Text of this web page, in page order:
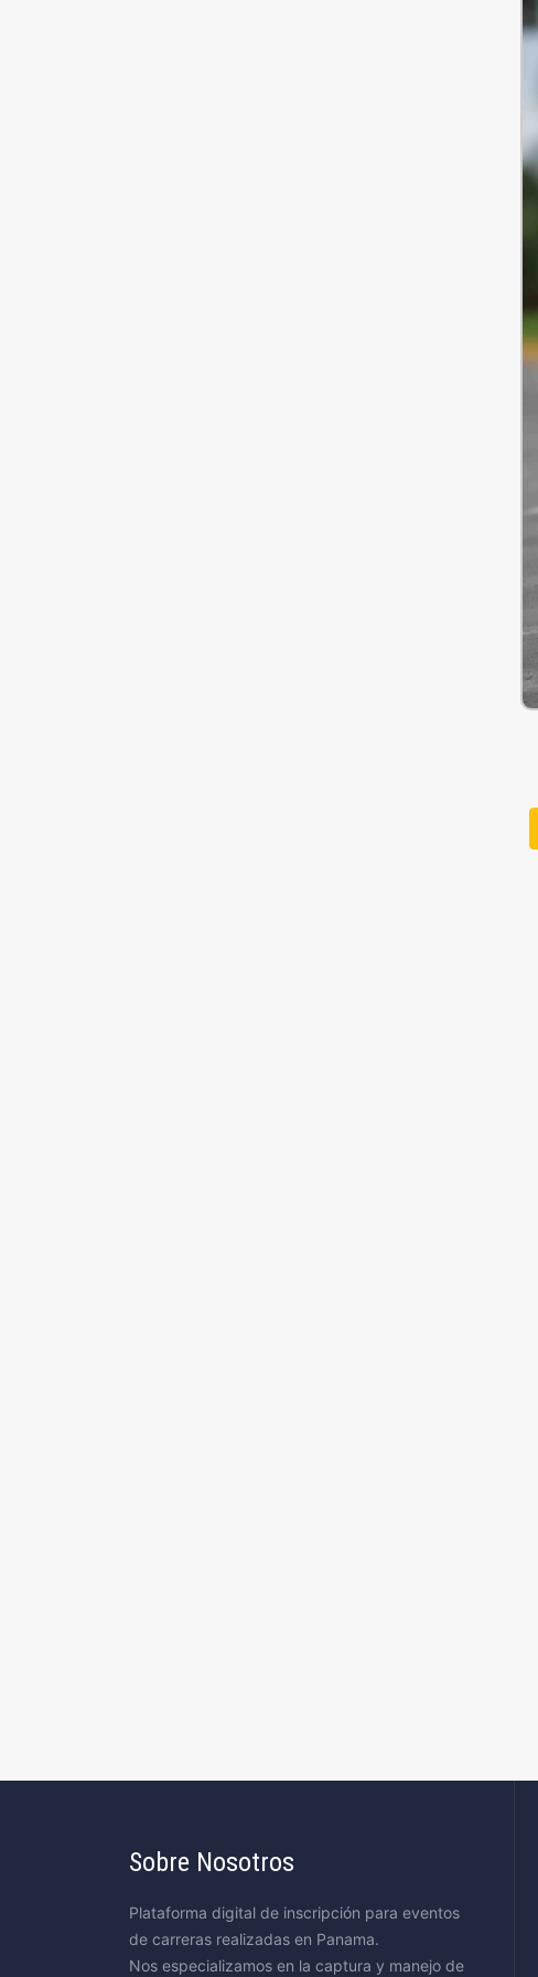
Sobre Nosotros
Plataforma digital de inscripción para eventos
de carreras realizadas en Panama.
Nos especializamos en la captura y manejo de